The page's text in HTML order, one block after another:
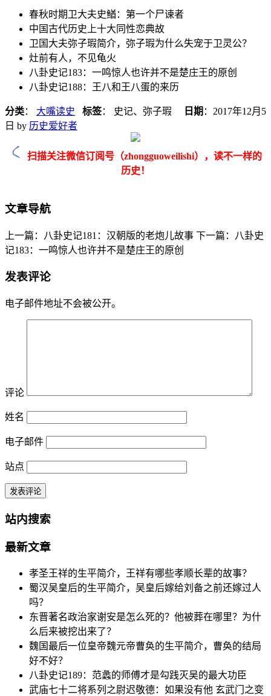
春秋时期卫大夫史鰌：第一个尸谏者
中国古代历史上十大同性恋典故
卫国大夫弥子瑕简介，弥子瑕为什么失宠于卫灵公？
灶前有人，不见龟火
八卦史记183：一鸣惊人也许并不是楚庄王的原创
八卦史记188：王八和王八蛋的来历
分类： 大嘴读史 标签： 史记、弥子瑕 日期 ： 2017年12月5
日 by 历史爱好者
扫描关注微信订阅号（zhongguoweilishi），读不一样的
历史！
文章导航
上一篇：八卦史记181：汉朝版的老炮儿故事 下一篇：八卦史
记183：一鸣惊人也许并不是楚庄王的原创
发表评论
电子邮件地址不会被公开。
评论
姓名
电子邮件
站点
站内搜索
最新文章
孝圣王祥的生平简介，王祥有哪些孝顺长辈的故事？
蜀汉吴皇后的生平简介，吴皇后嫁给刘备之前还嫁过人
吗？
东晋著名政治家谢安是怎么死的？他被葬在哪里？为什
么后来被挖出来了？
魏国最后一位皇帝魏元帝曹奂的生平简介，曹奂的结局
好不好？
八卦史记189：范蠡的师傅才是勾践灭吴的最大功臣
武庙七十二将系列之尉迟敬德：如果没有他 玄武门之变